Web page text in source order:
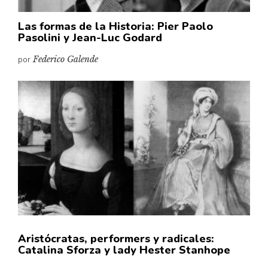
Las formas de la Historia: Pier Paolo
Pasolini y Jean-Luc Godard
porFederico Galende
Aristócratas, performers y radicales:
Catalina Sforza y lady Hester Stanhope